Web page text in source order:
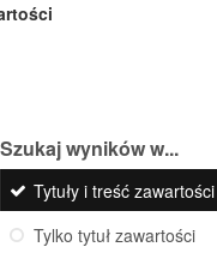
Szukaj wyników w...
Tytuły i treść zawartości
Tylko tytuł zawartości